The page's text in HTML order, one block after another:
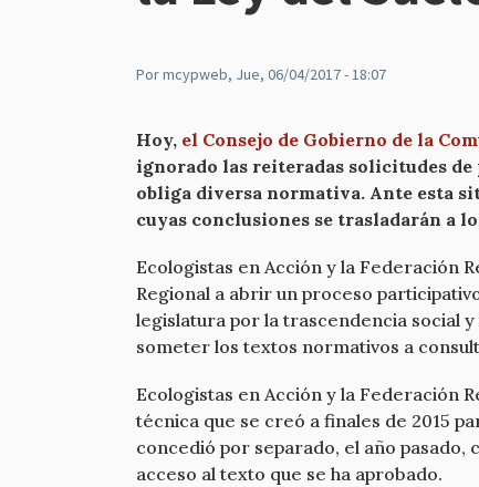
Pormcypweb, Jue, 06/04/2017 - 18:07
Hoy, el Consejo de Gobierno de la
ignorado las reiteradas solicitudes
obliga diversa normativa. Ante esta
cuyas conclusiones se trasladarán a
Ecologistas en Acción y la Federación
Regional a abrir un proceso
legislatura por la trascendencia social
someter los textos normativos a
Ecologistas en Acción y la Federación
técnica que se creó a finales de 2015
concedió por separado, el año
acceso al texto que se ha aprobado.